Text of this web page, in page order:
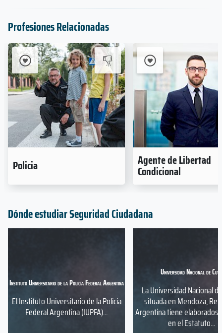
Profesiones Relacionadas
Policia Agente de Libertad
Condicional
Dónde estudiar Seguridad Ciudadana
Instituto Universitario de la Policía Federal Argentina
El Instituto Universitario de la Policía
Federal Argentina (IUPFA)...
Universidad Nacional de Cuyo
La Universidad Nacional
situada en Mendoza,
Argentina tiene elaborados
en el Estatuto...